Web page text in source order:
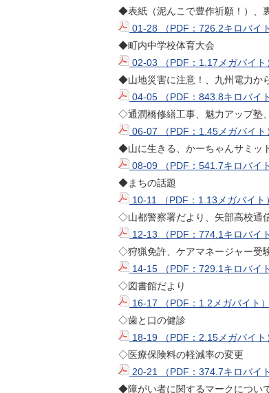
◆表紙（泥んこで豊作祈願！）、
01-28 （PDF：726.2キロバイト
◆町内中学校体育大会
02-03 （PDF：1.17メガバイト
◆山地災害に注意！、九州電力か
04-05 （PDF：843.8キロバイト
◇通潤橋修繕工事、魅力アップ塾
06-07 （PDF：1.45メガバイト
◆山に生きる、かーちゃんサミッ
08-09 （PDF：541.7キロバイト
◆まちの話題
10-11 （PDF：1.13メガバイト）
◇山都警察署だより、矢部高校通
12-13 （PDF：774.1キロバイト
◇狩猟免許、ケアマネージャー受
14-15 （PDF：729.1キロバイト
◇図書館だより
16-17 （PDF：1.2メガバイト）
◇歯と口の健診
18-19 （PDF：2.15メガバイト
◇医療保険料の軽減率の変更
20-21 （PDF：374.7キロバイト
◆障がい者に関するマークについ